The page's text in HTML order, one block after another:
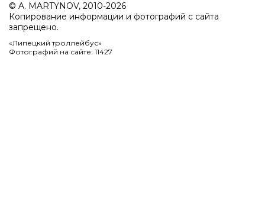
© A. MARTYNOV, 2010-2026
Копирование информации и фотографий с сайта
запрещено.
«Липецкий троллейбус»
Фотографий на сайте: 11427